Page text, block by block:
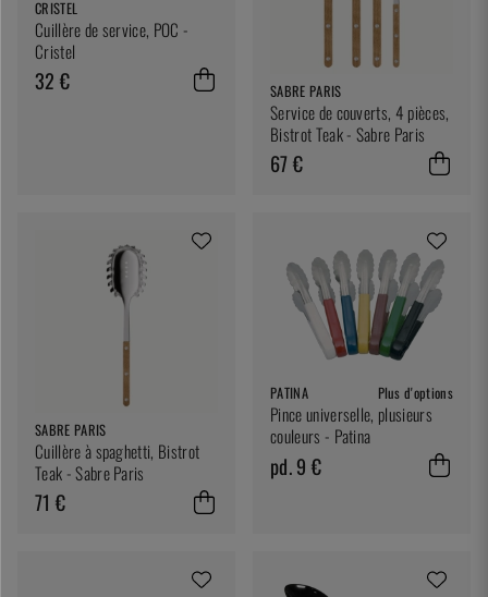
CRISTEL
Cuillère de service, POC -
Cristel
32 € SABRE PARIS
Service de couverts, 4 pièces,
Bistrot Teak - Sabre Paris
67 €
SABRE PARIS
Cuillère à spaghetti, Bistrot
Teak - Sabre Paris
71 €
PATINA Plus d'options
Pince universelle, plusieurs
couleurs - Patina
pd. 9 €